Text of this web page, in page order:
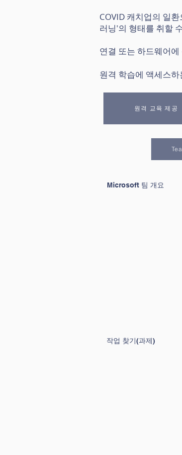
COVID 캐치업의 일환
러닝'의 형태를 취할
연결 또는 하드웨어
원격 학습에 액세스
원격 교육 제공
Microsoft 팀 개요
작업 찾기(과제)